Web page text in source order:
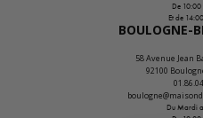
De
Et de
BOULOGNE-
58 Avenue Jean
92100
Du Mardi